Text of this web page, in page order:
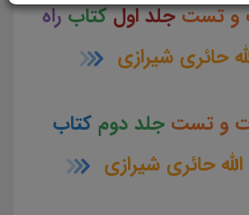
و تستجلد اولکتابراه
حائری شیرازی
و تست جلد دوم کتاب
حائری شیرازی